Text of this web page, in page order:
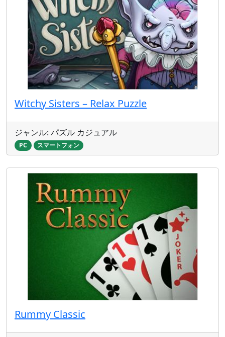
Witchy Sisters – Relax Puzzle
ジャンル: パズル カジュアル
PC スマートフォン
Rummy Classic